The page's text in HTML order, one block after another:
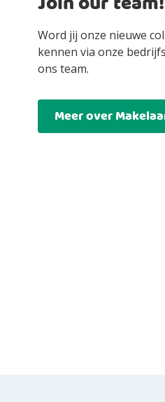
Word jij onze nieuwe
kennen via onze
ons team.
Meer over